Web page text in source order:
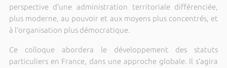
perspective d’une administration territoriale différenciée,
plus moderne, au pouvoir et aux moyens plus concentrés, et
à l’organisation plus démocratique.
Ce colloque abordera le développement des statuts
particuliers en France, dans une approche globale. Il s’agira